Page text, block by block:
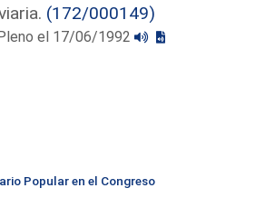
(172/000149)
el 17/06/1992
Popular en el Congreso